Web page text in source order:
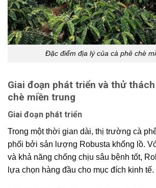
Đặc điểm địa lý của cà phê chè
Giai đoạn phát triển và thử
chè miền trung
Giai đoạn phát triển
Trong một thời gian dài, thị trường cà
phối bởi sản lượng Robusta khổng lồ.
và khả năng chống chịu sâu bệnh tốt,
lựa chọn hàng đầu cho mục đích kinh tế.